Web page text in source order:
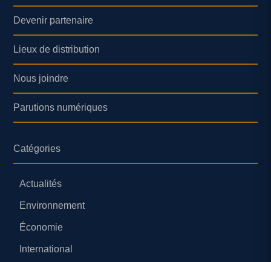
Devenir partenaire
Lieux de distribution
Nous joindre
Parutions numériques
Catégories
Actualités
Environnement
Économie
International